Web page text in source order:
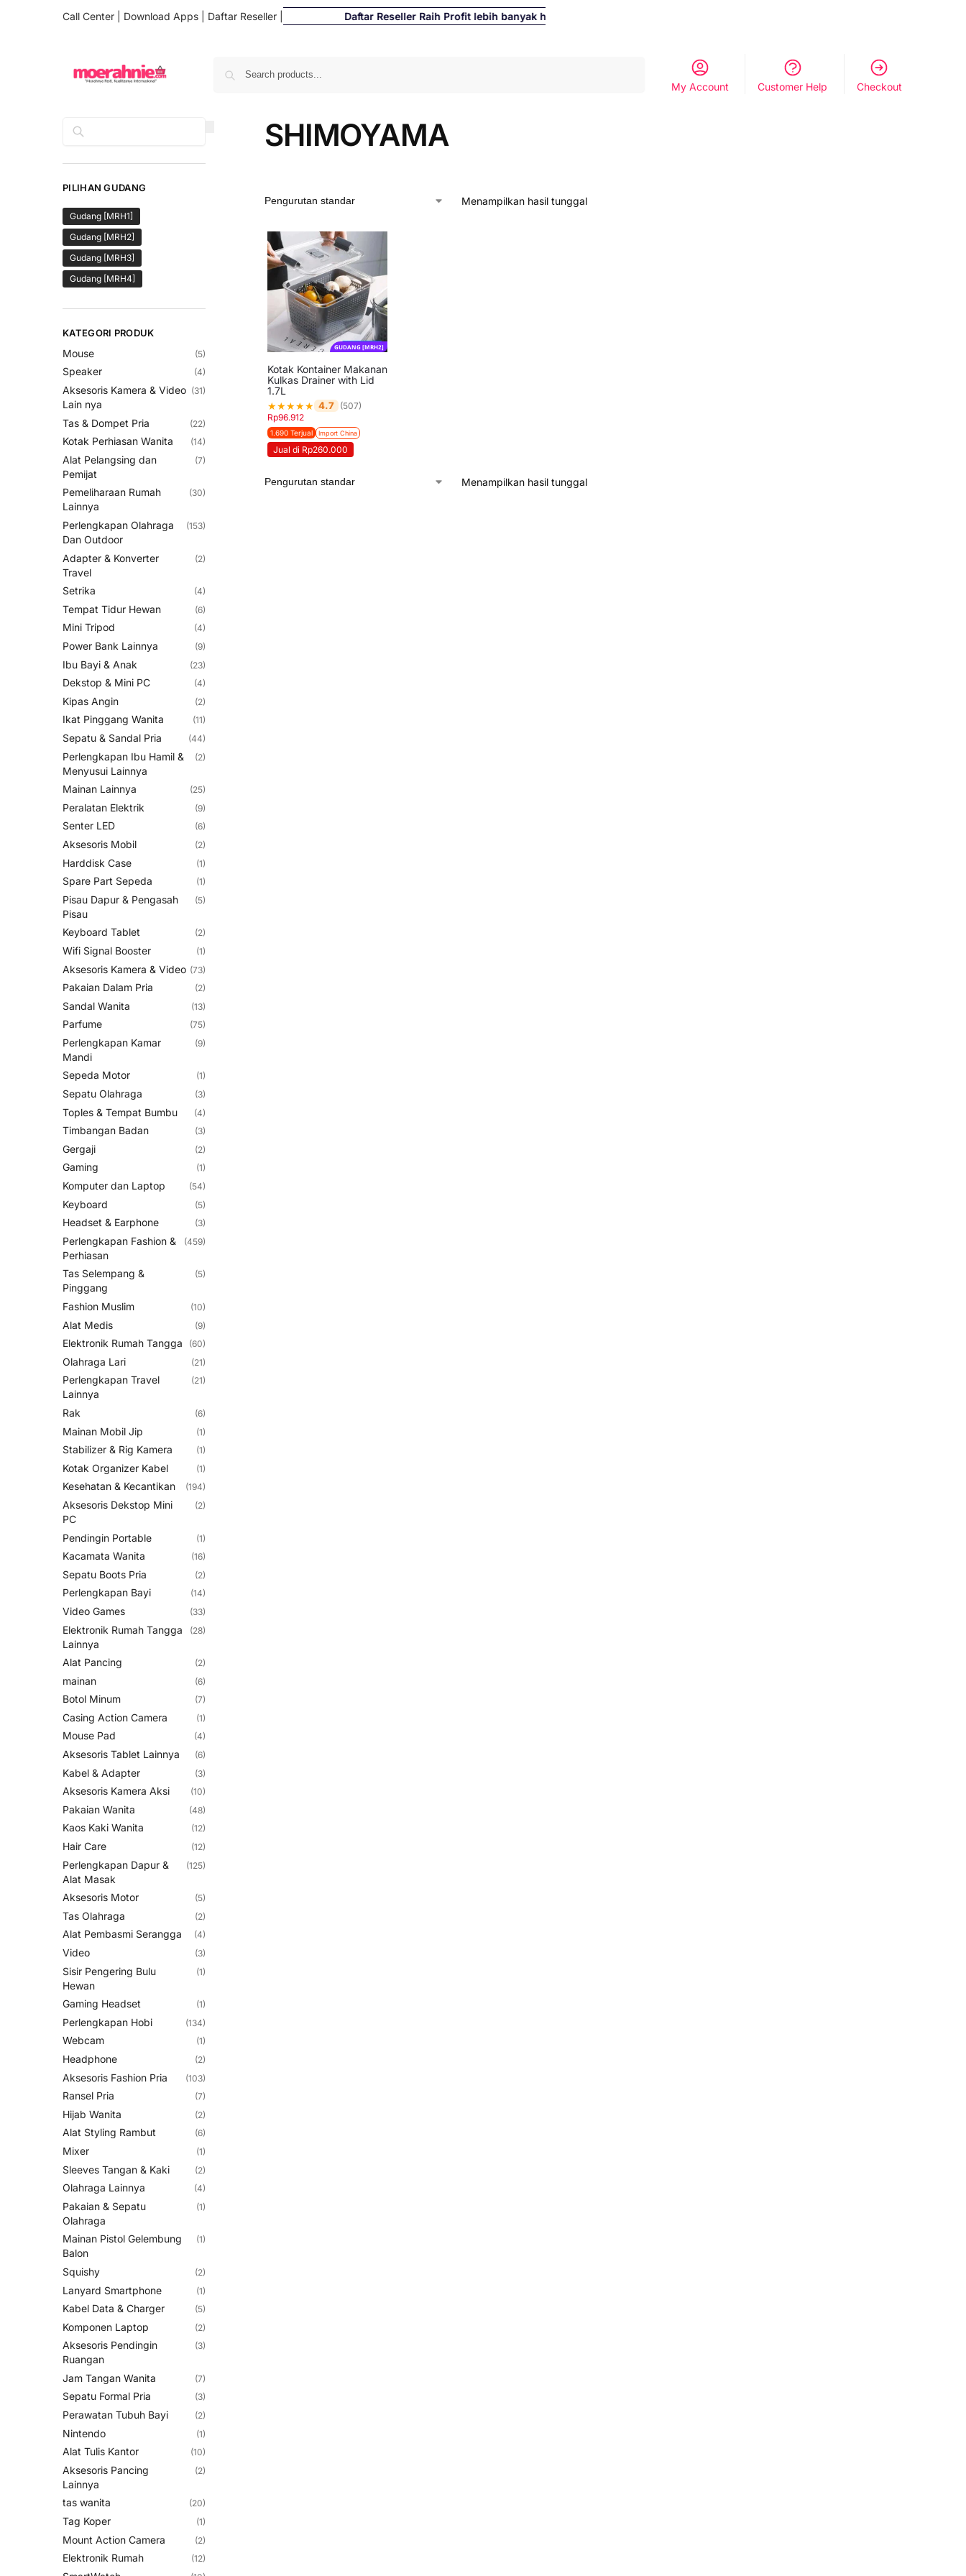
Call Center Download Apps Daftar Reseller Daftar Reseller Raih Profit lebih banyak hingga 500%
My Account Customer Help Checkout
SHIMOYAMA
Menampilkan hasil tunggal
GUDANG [MRH2]
Kotak Kontainer Makanan
Kulkas Drainer with Lid
1.7L
★★★★★ 4.7
(507)
Rp96.912
1.690 Terjual Import China
Jual di Rp260.000
Menampilkan hasil tunggal
PILIHAN GUDANG
Gudang [MRH1]
Gudang [MRH2]
Gudang [MRH3]
Gudang [MRH4]
KATEGORI PRODUK
Mouse (5)
Speaker (4)
Aksesoris Kamera & Video
Lain nya
(31)
Tas & Dompet Pria (22)
Kotak Perhiasan Wanita (14)
Alat Pelangsing dan
Pemijat
(7)
Pemeliharaan Rumah
Lainnya
(30)
Perlengkapan Olahraga
Dan Outdoor
(153)
Adapter & Konverter
Travel
(2)
Setrika (4)
Tempat Tidur Hewan (6)
Mini Tripod (4)
Power Bank Lainnya (9)
Ibu Bayi & Anak (23)
Dekstop & Mini PC (4)
Kipas Angin (2)
Ikat Pinggang Wanita (11)
Sepatu & Sandal Pria (44)
Perlengkapan Ibu Hamil &
Menyusui Lainnya
(2)
Mainan Lainnya (25)
Peralatan Elektrik (9)
Senter LED (6)
Aksesoris Mobil (2)
Harddisk Case (1)
Spare Part Sepeda (1)
Pisau Dapur & Pengasah
Pisau
(5)
Keyboard Tablet (2)
Wifi Signal Booster (1)
Aksesoris Kamera & Video (73)
Pakaian Dalam Pria (2)
Sandal Wanita (13)
Parfume (75)
Perlengkapan Kamar
Mandi
(9)
Sepeda Motor (1)
Sepatu Olahraga (3)
Toples & Tempat Bumbu (4)
Timbangan Badan (3)
Gergaji (2)
Gaming (1)
Komputer dan Laptop (54)
Keyboard (5)
Headset & Earphone (3)
Perlengkapan Fashion &
Perhiasan
(459)
Tas Selempang &
Pinggang
(5)
Fashion Muslim (10)
Alat Medis (9)
Elektronik Rumah Tangga (60)
Olahraga Lari (21)
Perlengkapan Travel
Lainnya
(21)
Rak (6)
Mainan Mobil Jip (1)
Stabilizer & Rig Kamera (1)
Kotak Organizer Kabel (1)
Kesehatan & Kecantikan (194)
Aksesoris Dekstop Mini
PC
(2)
Pendingin Portable (1)
Kacamata Wanita (16)
Sepatu Boots Pria (2)
Perlengkapan Bayi (14)
Video Games (33)
Elektronik Rumah Tangga
Lainnya
(28)
Alat Pancing (2)
mainan (6)
Botol Minum (7)
Casing Action Camera (1)
Mouse Pad (4)
Aksesoris Tablet Lainnya (6)
Kabel & Adapter (3)
Aksesoris Kamera Aksi (10)
Pakaian Wanita (48)
Kaos Kaki Wanita (12)
Hair Care (12)
Perlengkapan Dapur &
Alat Masak
(125)
Aksesoris Motor (5)
Tas Olahraga (2)
Alat Pembasmi Serangga (4)
Video (3)
Sisir Pengering Bulu
Hewan
(1)
Gaming Headset (1)
Perlengkapan Hobi (134)
Webcam (1)
Headphone (2)
Aksesoris Fashion Pria (103)
Ransel Pria (7)
Hijab Wanita (2)
Alat Styling Rambut (6)
Mixer (1)
Sleeves Tangan & Kaki (2)
Olahraga Lainnya (4)
Pakaian & Sepatu
Olahraga
(1)
Mainan Pistol Gelembung
Balon
(1)
Squishy (2)
Lanyard Smartphone (1)
Kabel Data & Charger (5)
Komponen Laptop (2)
Aksesoris Pendingin
Ruangan
(3)
Jam Tangan Wanita (7)
Sepatu Formal Pria (3)
Perawatan Tubuh Bayi (2)
Nintendo (1)
Alat Tulis Kantor (10)
Aksesoris Pancing
Lainnya
(2)
tas wanita (20)
Tag Koper (1)
Mount Action Camera (2)
Elektronik Rumah (12)